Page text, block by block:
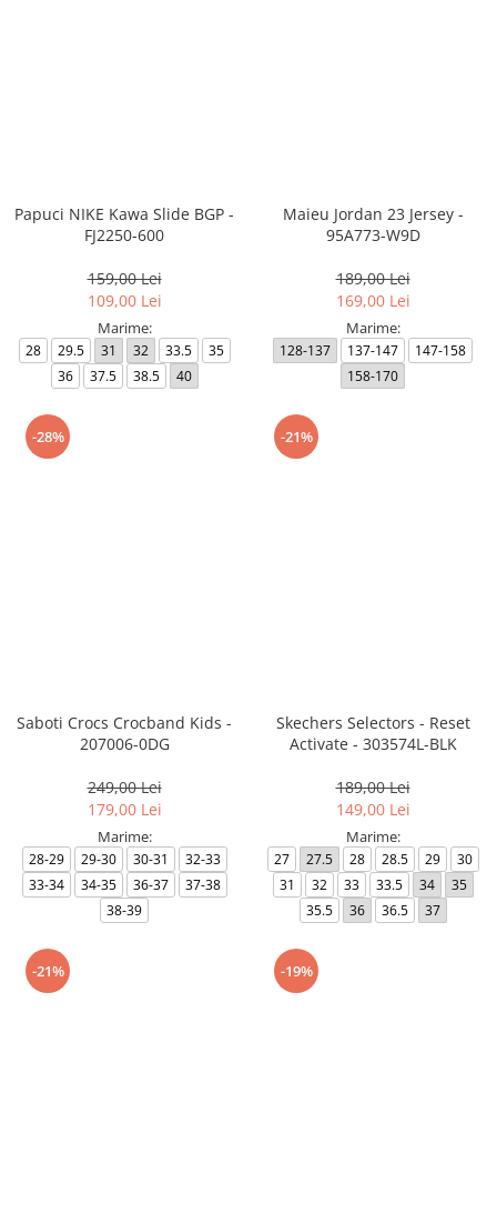
Papuci NIKE Kawa Slide BGP -
FJ2250-600
159,00 Lei
109,00 Lei
Marime:
28 29.5 31 32 33.5
35
36
37.5 38.5 40
Maieu Jordan 23 Jersey -
95A773-W9D
189,00 Lei
169,00 Lei
Marime:
128-137 137-147
147-158
158-170
-28%
Saboti Crocs Crocband Kids -
207006-0DG
249,00 Lei
179,00 Lei
Marime:
28-29 29-30 30-31
32-33
33-34
34-35 36-37
37-38
38-39
-21%
Skechers Selectors - Reset
Activate - 303574L-BLK
189,00 Lei
149,00 Lei
Marime:
27 27.5 28 28.5 29
30
31
32 33 33.5 34
35
35.5
36 36.5 37
-21% -19%